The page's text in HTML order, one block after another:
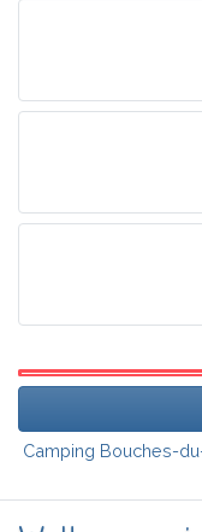
Camping Bouches-